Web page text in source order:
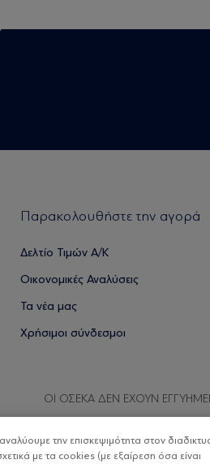
Παρακολουθήστε την αγορά
Δελτίο Τιμών Α/Κ
Οικονομικές Αναλύσεις
Τα νέα μας
Χρήσιμοι σύνδεσμοι
ΟΙ ΟΣΕΚΑ ΔΕΝ ΕΧΟΥΝ
την επισκεψιμότητα στον
με τα cookies (με εξαίρεση όσα είναι